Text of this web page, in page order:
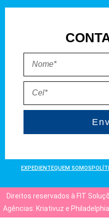
EXPEDIENTEQUEM SOMOS
Direitos reservados à FIT
Agências: Kriativuz e